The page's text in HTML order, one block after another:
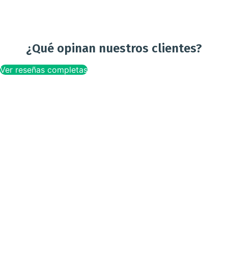
¿Qué opinan nuestros clientes?
Ver reseñas completas